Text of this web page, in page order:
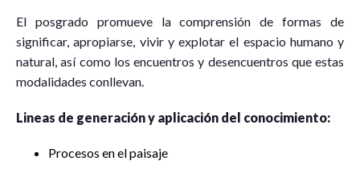
El posgrado promueve la comprensión de formas de
significar, apropiarse, vivir y explotar el espacio humano y
natural, así como los encuentros y desencuentros que estas
modalidades conllevan.
Lineas de generación y aplicación del conocimiento:
Procesos en el paisaje